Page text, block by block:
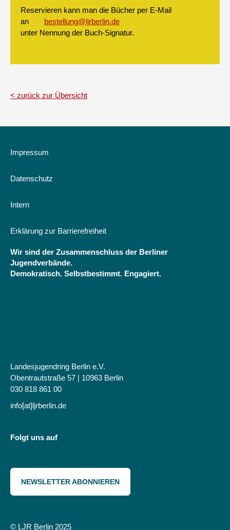
Reservieren kann man die Bücher per E-Mail
an
bestellung@ljrberlin.de
unter Nennung der Buch-Signatur.
zurück zur Übersicht
Impressum
Datenschutz
Intern
Erklärung zur Barrierefreiheit
Wir sind der Zusammenschluss der Berliner
Jugendverbände.
Demokratisch. Selbstbestimmt. Engagiert.
Landesjugendring Berlin e.V.
Obentrautstraße 57 | 10963 Berlin
030 818 861 00
info[at]ljrberlin.de
Folgt uns auf
NEWSLETTER ABONNIEREN
© LJR Berlin 2025